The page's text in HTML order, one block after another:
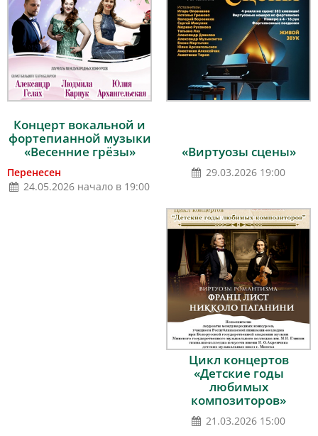
Концерт вокальной и
фортепианной музыки
«Весенние грёзы»
Перенесен
24.05.2026 начало в 19:00
«Виртуозы сцены»
29.03.2026 19:00
Цикл концертов
«Детские годы
любимых
композиторов»
21.03.2026 15:00